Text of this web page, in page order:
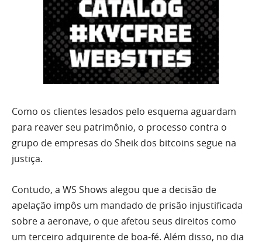
Como os clientes lesados pelo esquema aguardam
para reaver seu patrimônio, o processo contra o
grupo de empresas do Sheik dos bitcoins segue na
justiça.
Contudo, a WS Shows alegou que a decisão de
apelação impôs um mandado de prisão injustificada
sobre a aeronave, o que afetou seus direitos como
um terceiro adquirente de boa-fé. Além disso, no dia